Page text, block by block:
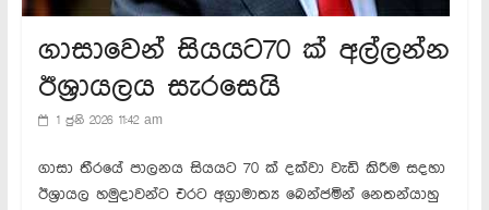
ගාසාවෙන් සියයට70 ක් අල්ලන්න
ඊශ්‍රායලය සැරසෙයි
1 ජුනි 2026 11:42 am
ගාසා තීරයේ පාලනය සියයට 70 ක් දක්වා වැඩි කිරීම සදහා
ඊශ්‍රායල හමුදාවන්ට එරට අග්‍රාමාත්‍ය බෙන්ජමින් නෙතන්යාහු